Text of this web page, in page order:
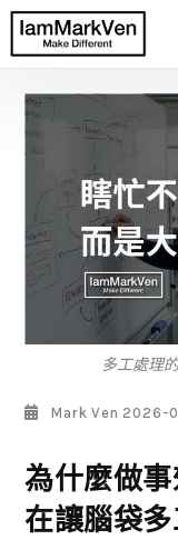
多工處理
Mark Ven 2026-
為什麼做
在讓腦袋